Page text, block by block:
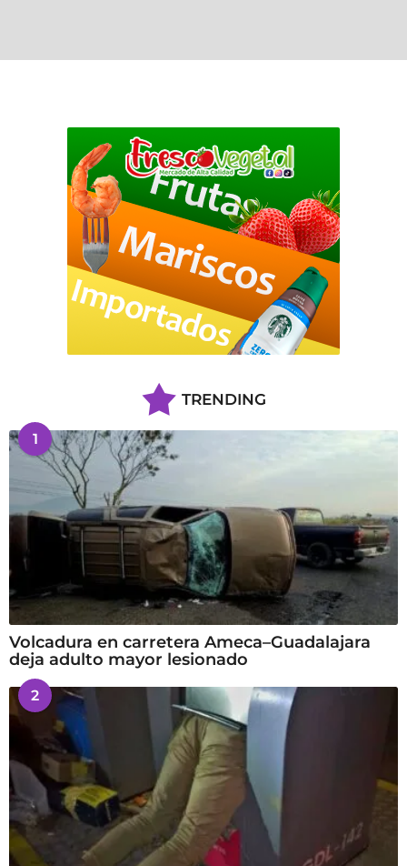
TRENDING
1
Volcadura en carretera Ameca–Guadalajara
deja adulto mayor lesionado
2